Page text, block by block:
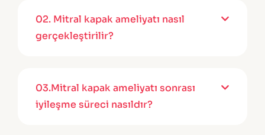
02. Mitral kapak ameliyatı nasıl
gerçekleştirilir?
03.Mitral kapak ameliyatı sonrası
iyileşme süreci nasıldır?